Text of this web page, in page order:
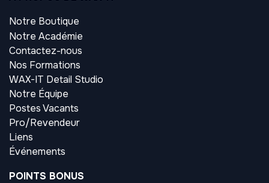
Notre Boutique
Notre Académie
Contactez-nous
Nos Formations
WAX-IT Detail Studio
Notre Équipe
Postes Vacants
Pro/Revendeur
Liens
Événements
POINTS BONUS